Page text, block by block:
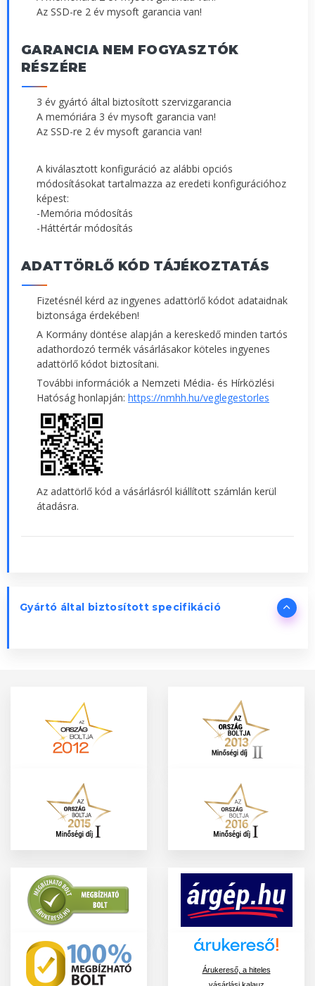
Az SSD-re 2 év mysoft garancia van!
GARANCIA NEM FOGYASZTÓK
RÉSZÉRE
3 év gyártó által biztosított szervizgarancia
A memóriára 3 év mysoft garancia van!
Az SSD-re 2 év mysoft garancia van!
A kiválasztott konfiguráció az alábbi opciós
módosításokat tartalmazza az eredeti konfigurációhoz
képest:
-Memória módosítás
-Háttértár módosítás
ADATTÖRLŐ KÓD TÁJÉKOZTATÁS
Fizetésnél kérd az ingyenes adattörlő kódot adataidnak
biztonsága érdekében!
A Kormány döntése alapján a kereskedő minden tartós
adathordozó termék vásárlásakor köteles ingyenes
adattörlő kódot biztosítani.
További információk a Nemzeti Média- és Hírközlési
Hatóság honlapján: https://nmhh.hu/veglegestorles
Az adattörlő kód a vásárlásról kiállított számlán kerül
átadásra.
Gyártó által biztosított specifikáció
Árukereső, a hiteles